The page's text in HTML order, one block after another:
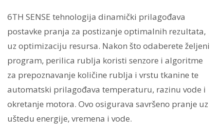
6TH SENSE tehnologija dinamički prilagođava
postavke pranja za postizanje optimalnih rezultata,
uz optimizaciju resursa. Nakon što odaberete željeni
program, perilica rublja koristi senzore i algoritme
za prepoznavanje količine rublja i vrstu tkanine te
automatski prilagođava temperaturu, razinu vode i
okretanje motora. Ovo osigurava savršeno pranje uz
uštedu energije, vremena i vode.